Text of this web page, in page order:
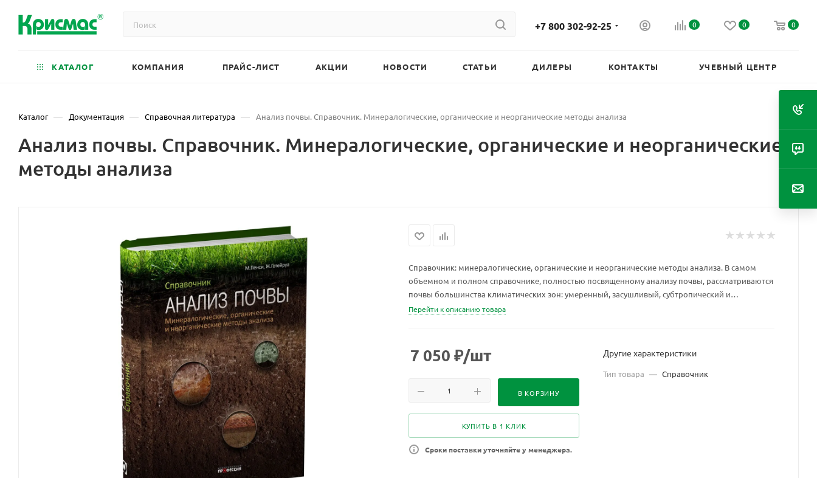
+7 800 302-92-25 0 0 0
КАТАЛОГ КОМПАНИЯ ПРАЙС-ЛИСТ АКЦИИ НОВОСТИ СТАТЬИ ДИЛЕРЫ КОНТАКТЫ УЧЕБНЫЙ ЦЕНТР
Каталог — Документация — Справочная литература — Анализ почвы. Справочник. Минералогические, органические и неорганические методы анализа
Анализ почвы. Справочник. Минералогические, органические и неорганические
методы анализа
Справочник: минералогические, органические и неорганические методы анализа. В самом
объемном и полном справочнике, полностью посвященному анализу почвы, рассматриваются
почвы большинства климатических зон: умеренный, засушливый, субтропический и
тропический климат.
Перейти к описанию товара
7 050 ₽/шт
В КОРЗИНУ
КУПИТЬ В 1 КЛИК
Сроки поставки уточняйте у менеджера.
Другие характеристики
Тип товара — Справочник